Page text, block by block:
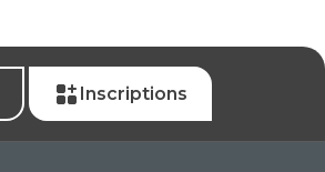
Inscriptions